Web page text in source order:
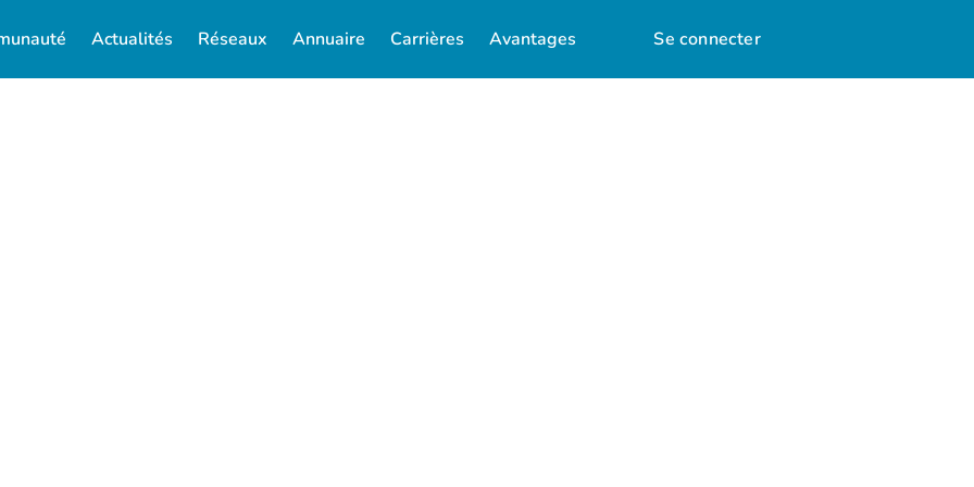
Actualités Réseaux Annuaire Carrières Avantages Se connecter